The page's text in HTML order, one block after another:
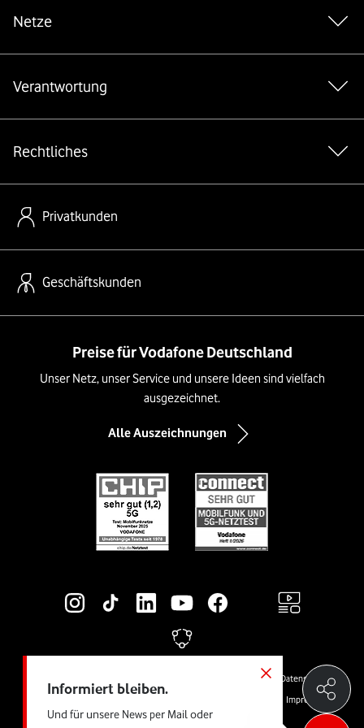
Informiert bleiben.
Und für unsere News per Mail oder
Netze
Verantwortung
Rechtliches
Privatkunden
Geschäftskunden
Preise für Vodafone Deutschland
Unser Netz, unser Service und unsere Ideen sind vielfach
ausgezeichnet.
Alle Auszeichnungen
Social-Media-Links
Cookies
Datenschutz
Impressum
Barrierefreiheit